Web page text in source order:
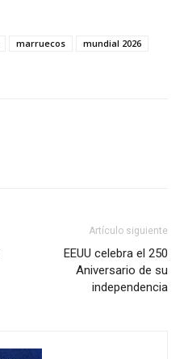
marruecos
mundial 2026
Artículo siguiente
EEUU celebra el 250
Aniversario de su
independencia